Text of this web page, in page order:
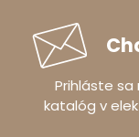
Prihláste
katalóg v